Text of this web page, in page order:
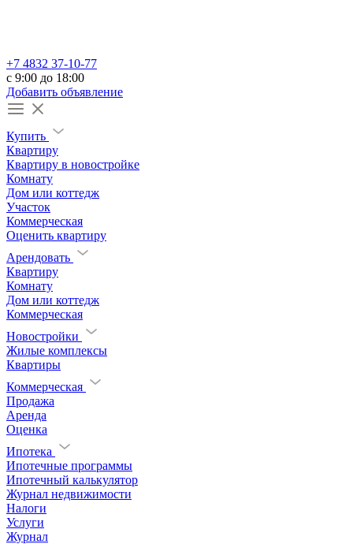
+7 4832 37-10-77
c 9:00 до 18:00
Добавить объявление
Купить
Квартиру
Квартиру в новостройке
Комнату
Дом или коттедж
Участок
Коммерческая
Оценить квартиру
Арендовать
Квартиру
Комнату
Дом или коттедж
Коммерческая
Новостройки
Жилые комплексы
Квартиры
Коммерческая
Продажа
Аренда
Оценка
Ипотека
Ипотечные программы
Ипотечный калькулятор
Журнал недвижимости
Налоги
Услуги
Журнал